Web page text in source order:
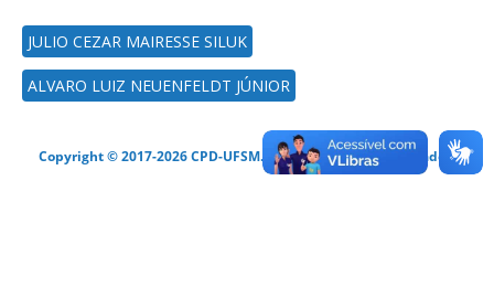
JULIO CEZAR MAIRESSE SILUK
ALVARO LUIZ NEUENFELDT JÚNIOR
Copyright © 2017-2026 CPD-UFSM. Todos os direitos reservados.